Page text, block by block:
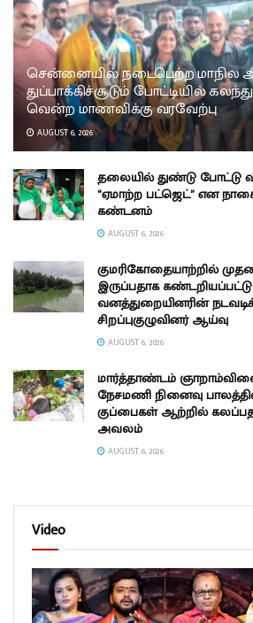
சென்னையில் நடைபெற்ற மாநில
துப்பாக்கிச்சூடும் போட்டியில்
வென்ற மாணவிக்கு வரவேற்பு
AUGUST 6, 2026
தலையில் துண்டு போட்டு
“ஏமாற்ற பட்ஜெட்” என
கண்டனம்
AUGUST 6, 2026
குமரிகோதையாற்றில்
இருப்பதாக கண்டறியப்பட்டு
வனத்துறையினரின்
சிறப்புகுழுவினர் ஆய்வு
AUGUST 6, 2026
மார்த்தாண்டம்
நேசமணி நினைவு
குப்பைகள் ஆற்றில்
அவலம்
AUGUST 6, 2026
Video